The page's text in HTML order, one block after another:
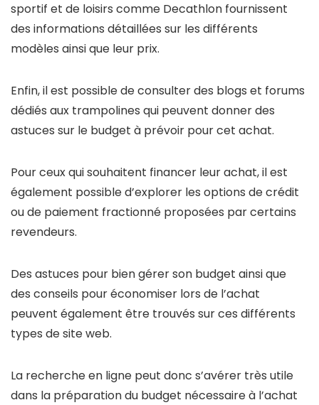
sportif et de loisirs comme Decathlon fournissent
des informations détaillées sur les différents
modèles ainsi que leur prix.
Enfin, il est possible de consulter des blogs et forums
dédiés aux trampolines qui peuvent donner des
astuces sur le budget à prévoir pour cet achat.
Pour ceux qui souhaitent financer leur achat, il est
également possible d’explorer les options de crédit
ou de paiement fractionné proposées par certains
revendeurs.
Des astuces pour bien gérer son budget ainsi que
des conseils pour économiser lors de l’achat
peuvent également être trouvés sur ces différents
types de site web.
La recherche en ligne peut donc s’avérer très utile
dans la préparation du budget nécessaire à l’achat